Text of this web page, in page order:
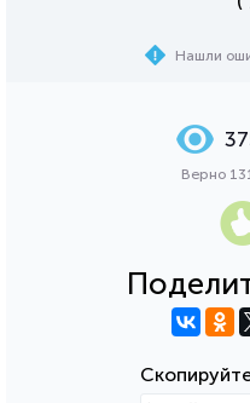
Нашли
Верно